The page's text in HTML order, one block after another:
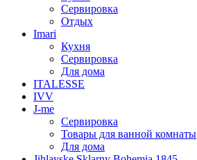
Сервировка
Отдых
Imari
Кухня
Сервировка
Для дома
ITALESSE
IVV
J-me
Сервировка
Товары для ванной комнаты
Для дома